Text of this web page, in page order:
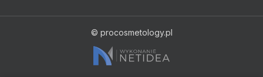
© procosmetology.pl